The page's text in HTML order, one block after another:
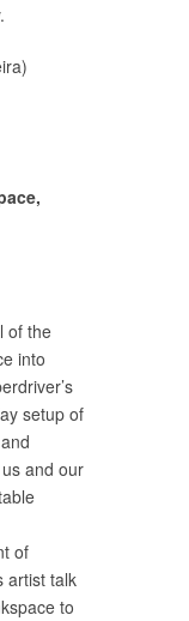
of the
into
setup of
and our
of
artist talk
to